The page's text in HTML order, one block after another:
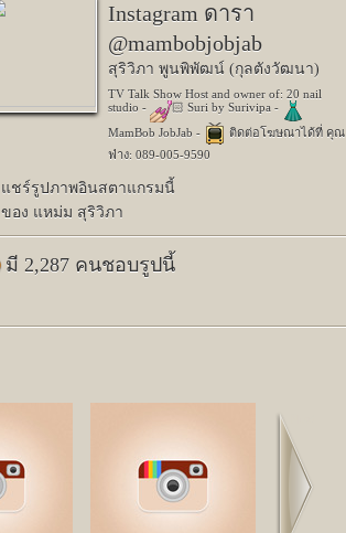
Instagram ดารา
@mambobjobjab
สุริวิภา พูนพิพัฒน์ (กุลตังวัฒนา)
TV Talk Show Host and owner of: 20 nail
studio -
🏻 Suri by Surivipa -
MamBob JobJab -
ติดต่อโฆษณาได้ที่ คุณ
ฟ่าง: 089-005-9590
แชร์รูปภาพอินสตาแกรมนี้
ของ แหม่ม สุริวิภา
มี 2,287 คนชอบรูปนี้